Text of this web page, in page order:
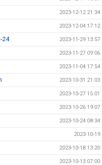
2023-12-12 21:34
2023-12-04 17:12
24 2023-11-29 13:57
2023-11-27 09:06
2023-11-04 17:54
2023-10-31 21:03
2023-10-27 15:01
2023-10-26 19:07
2023-10-24 08:34
2023-10-19
2023-10-18 13:20
2023-10-13 07:00